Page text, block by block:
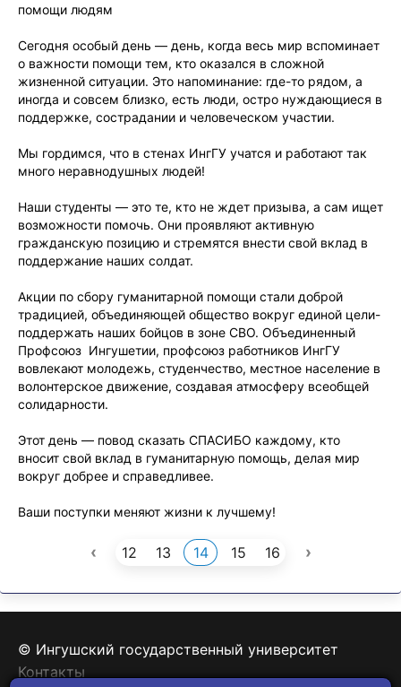
помощи людям
Сегодня особый день — день, когда весь мир вспоминает
о важности помощи тем, кто оказался в сложной
жизненной ситуации. Это напоминание: где-то рядом, а
иногда и совсем близко, есть люди, остро нуждающиеся в
поддержке, сострадании и человеческом участии.
Мы гордимся, что в стенах ИнгГУ учатся и работают так
много неравнодушных людей!
Наши студенты — это те, кто не ждет призыва, а сам ищет
возможности помочь. Они проявляют активную
гражданскую позицию и стремятся внести свой вклад в
поддержание наших солдат.
Акции по сбору гуманитарной помощи стали доброй
традицией, объединяющей общество вокруг единой цели-
поддержать наших бойцов в зоне СВО. Объединенный
Профсоюз Ингушетии, профсоюз работников ИнгГУ
вовлекают молодежь, студенчество, местное население в
волонтерское движение, создавая атмосферу всеобщей
солидарности.
Этот день — повод сказать СПАСИБО каждому, кто
вносит свой вклад в гуманитарную помощь, делая мир
вокруг добрее и справедливее.
Ваши поступки меняют жизни к лучшему!
‹ 12 13 14 15 16 ›
© Ингушский государственный университет
Контакты